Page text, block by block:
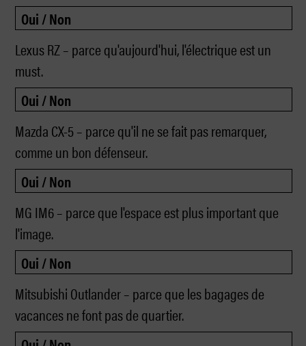
Lexus RZ – parce qu'aujourd'hui, l'électrique est un
must.
Mazda CX-5 – parce qu'il ne se fait pas remarquer,
comme un bon défenseur.
MG IM6 – parce que l'espace est plus important que
l'image.
Mitsubishi Outlander – parce que les bagages de
vacances ne font pas de quartier.